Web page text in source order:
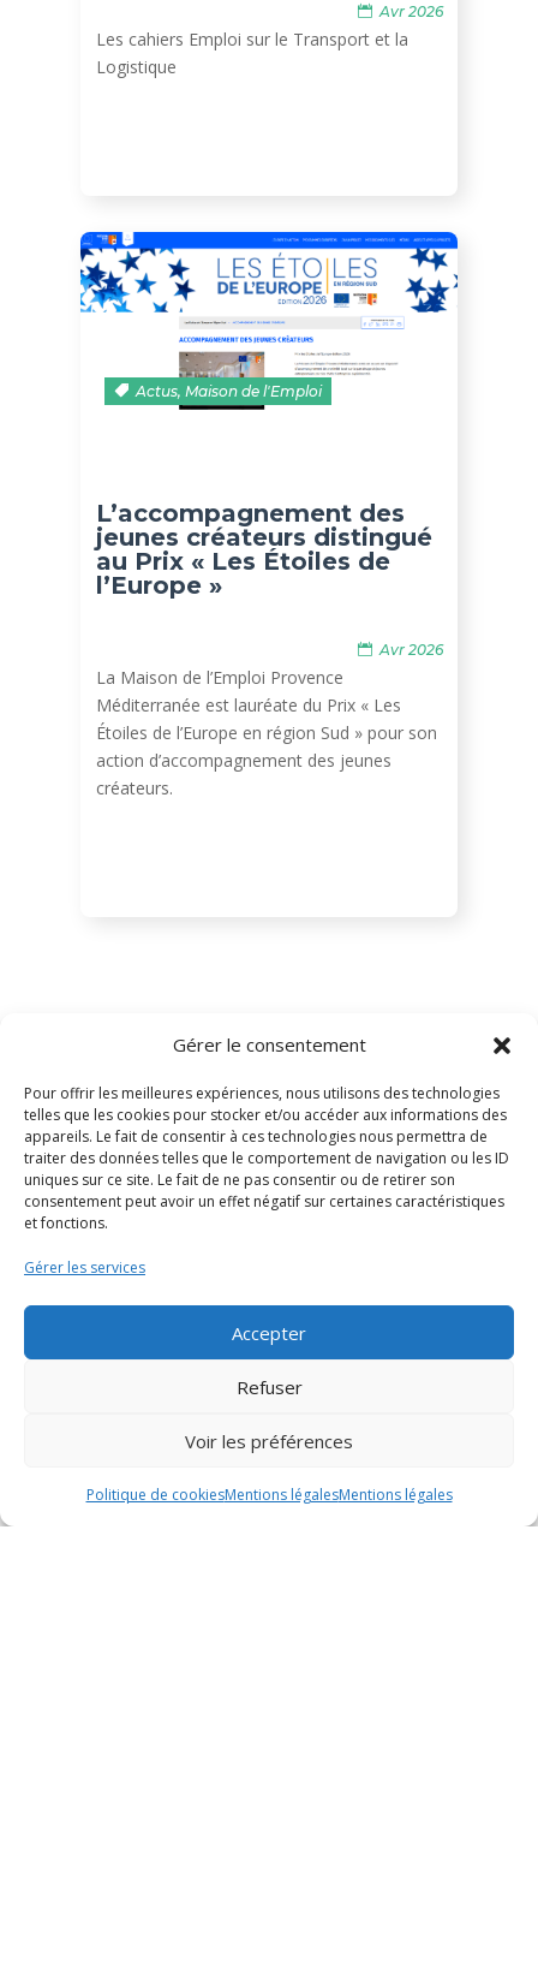
Gérer le consentement
Pour offrir les meilleures expériences, nous utilisons des technologies
telles que les cookies pour stocker et/ou accéder aux informations des
appareils. Le fait de consentir à ces technologies nous permettra de
traiter des données telles que le comportement de navigation ou les ID
uniques sur ce site. Le fait de ne pas consentir ou de retirer son
consentement peut avoir un effet négatif sur certaines caractéristiques
et fonctions.
Gérer les services
Accepter
Refuser
Voir les préférences
Politique de cookiesMentions légalesMentions légales
Avr 2026
Les cahiers Emploi sur le Transport et la
Logistique
Actus,Maison de l'Emploi
L’accompagnement des
jeunes créateurs distingué
au Prix « Les Étoiles de
l’Europe »
Avr 2026
La Maison de l’Emploi Provence
Méditerranée est lauréate du Prix « Les
Étoiles de l’Europe en région Sud » pour son
action d’accompagnement des jeunes
créateurs.
Agenda & Actu
Ateliers
Actualités
Offres de
services
Accompagnement à
Cellule Grands
Publications
Territoire &
statistiques
Rapports